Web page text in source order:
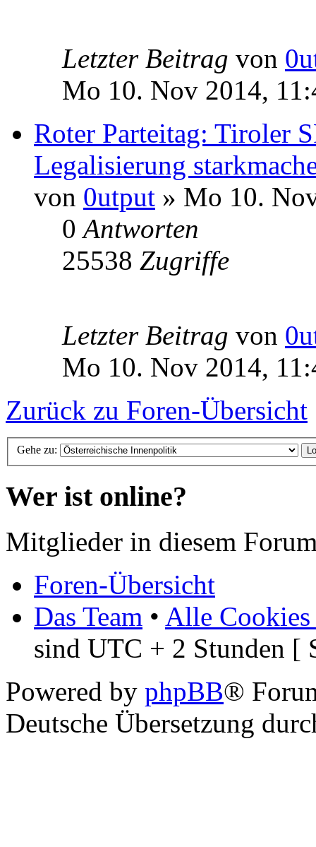
Letzter Beitrag von
Mo 10. Nov 2014,
Roter Parteitag: Tiroler
Legalisierung
von 0utput » Mo 10.
0Antworten
25538 Zugriffe
Letzter Beitrag von
Mo 10. Nov 2014,
Zurück zu Foren-Übersicht
Gehe zu:
Wer ist online?
Mitglieder in diesem
Foren-Übersicht
Das Team • Alle Cookies
sind UTC + 2 Stunden [
Powered by phpBB®
Deutsche Übersetzung